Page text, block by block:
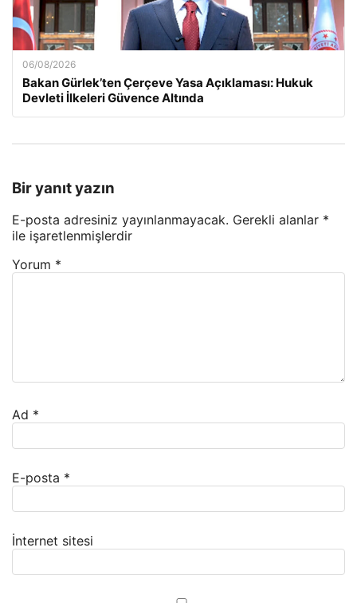
06/08/2026
Bakan Gürlek’ten Çerçeve Yasa Açıklaması: Hukuk
Devleti İlkeleri Güvence Altında
Bir yanıt yazın
E-posta adresiniz yayınlanmayacak. Gerekli alanlar *
ile işaretlenmişlerdir
Yorum *
Ad *
E-posta *
İnternet sitesi